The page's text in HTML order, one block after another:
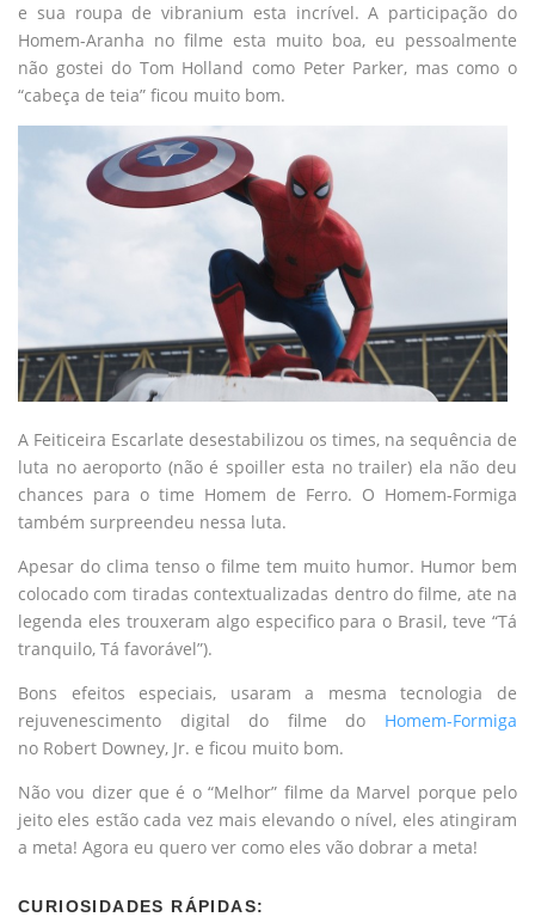
e sua roupa de vibranium esta incrível. A participação do
Homem-Aranha no filme esta muito boa, eu pessoalmente
não gostei do Tom Holland como Peter Parker, mas como o
“cabeça de teia” ficou muito bom.
A Feiticeira Escarlate desestabilizou os times, na sequência de
luta no aeroporto (não é spoiller esta no trailer) ela não deu
chances para o time Homem de Ferro. O Homem-Formiga
também surpreendeu nessa luta.
Apesar do clima tenso o filme tem muito humor. Humor bem
colocado com tiradas contextualizadas dentro do filme, ate na
legenda eles trouxeram algo especifico para o Brasil, teve “Tá
tranquilo, Tá favorável”).
Bons efeitos especiais, usaram a mesma tecnologia de
rejuvenescimento digital do filme do Homem-Formiga
no Robert Downey, Jr. e ficou muito bom.
Não vou dizer que é o “Melhor” filme da Marvel porque pelo
jeito eles estão cada vez mais elevando o nível, eles atingiram
a meta! Agora eu quero ver como eles vão dobrar a meta!
CURIOSIDADES RÁPIDAS: